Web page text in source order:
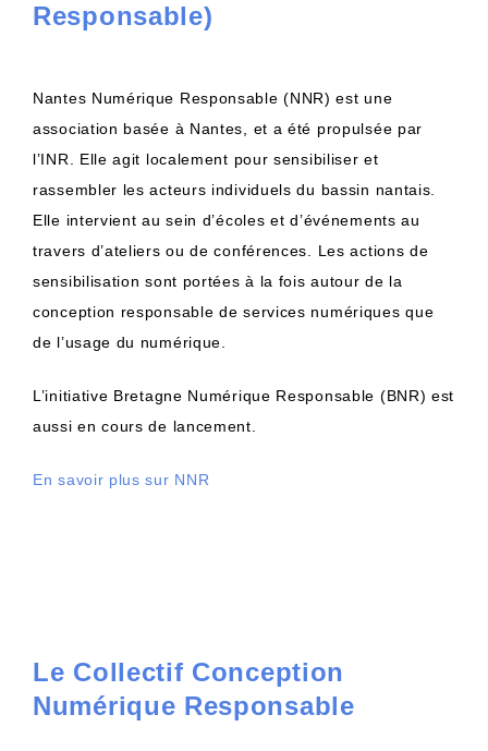
Responsable)
Nantes Numérique Responsable (NNR) est une
association basée à Nantes, et a été propulsée par
l’INR. Elle agit localement pour sensibiliser et
rassembler les acteurs individuels du bassin nantais.
Elle intervient au sein d’écoles et d’événements au
travers d’ateliers ou de conférences. Les actions de
sensibilisation sont portées à la fois autour de la
conception responsable de services numériques que
de l’usage du numérique.
L’initiative Bretagne Numérique Responsable (BNR) est
aussi en cours de lancement.
En savoir plus sur NNR
Le Collectif Conception
Numérique Responsable